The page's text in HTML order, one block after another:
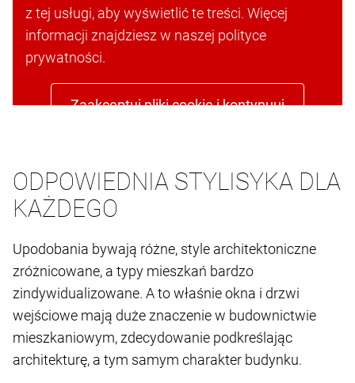
z tej usługi, aby wyświetlić te treści. Więcej
informacji znajdziesz w naszej polityce
prywatności.
Zaakceptuj pliki cookie i kontynuuj
ODPOWIEDNIA STYLISYKA DLA
KAŻDEGO
Upodobania bywają różne, style architektoniczne
zróżnicowane, a typy mieszkań bardzo
zindywidualizowane. A to właśnie okna i drzwi
wejściowe mają duże znaczenie w budownictwie
mieszkaniowym, zdecydowanie podkreślając
architekturę, a tym samym charakter budynku.